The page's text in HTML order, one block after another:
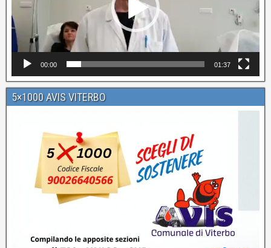
00:00 01:37
5×1000 AVIS VITERBO